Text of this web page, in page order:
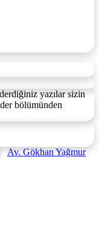
yazılar sizin
bölümünden
Av. Gökhan Yağmur